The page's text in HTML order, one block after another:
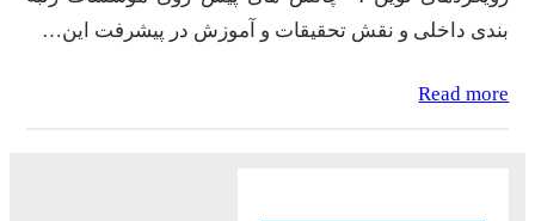
بندی داخلی و نقش تحقیقات و آموزش در پیشرفت این…
Read more